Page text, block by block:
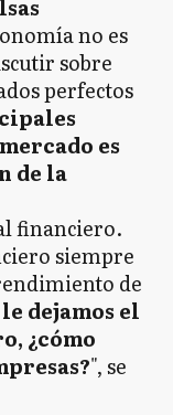
no es
sobre
perfectos
es
de la
financiero.
siempre
de
dejamos el
¿cómo
", se